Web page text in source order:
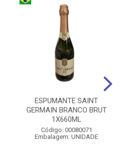
ESPUMANTE SAINT
GERMAIN BRANCO BRUT
1X660ML
Código: 00080071
Embalagem: UNIDADE